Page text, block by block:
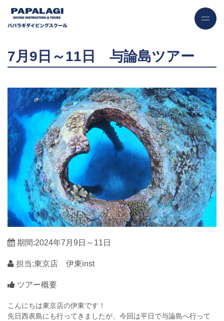
7月9日～11日 与論島ツアー
期間:2024年7月9日～11日
担当:東京店 伊東inst
ツアー概要
こんにちは東京店の伊東です！
先日西表島にも行ってきましたが、今回は平日で与論島へ行って